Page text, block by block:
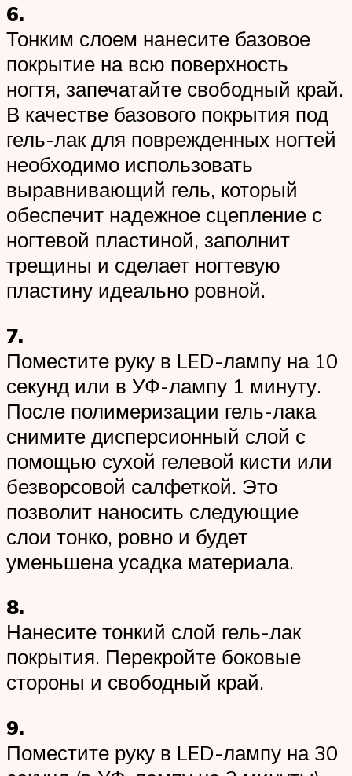
6.
Тонким слоем нанесите базовое
покрытие на всю поверхность
ногтя, запечатайте свободный край.
В качестве базового покрытия под
гель-лак для поврежденных ногтей
необходимо использовать
выравнивающий гель, который
обеспечит надежное сцепление с
ногтевой пластиной, заполнит
трещины и сделает ногтевую
пластину идеально ровной.
7.
Поместите руку в LED-лампу на 10
секунд или в УФ-лампу 1 минуту.
После полимеризации гель-лака
снимите дисперсионный слой с
помощью сухой гелевой кисти или
безворсовой салфеткой. Это
позволит наносить следующие
слои тонко, ровно и будет
уменьшена усадка материала.
8.
Нанесите тонкий слой гель-лак
покрытия. Перекройте боковые
стороны и свободный край.
9.
Поместите руку в LED-лампу на 30